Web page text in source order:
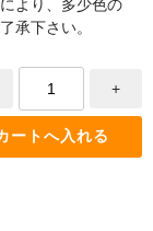
より、多少色の
承下さい。